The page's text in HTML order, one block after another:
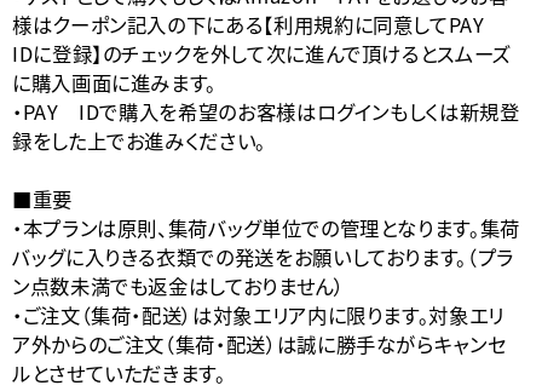
様はクーポン記入の下にある【利用規約に同意してPAY
IDに登録】のチェックを外して次に進んで頂けるとスムーズ
に購入画面に進みます。
・PAY IDで購入を希望のお客様はログインもしくは新規登
録をした上でお進みください。
■重要
・本プランは原則、集荷バッグ単位での管理となります。集荷
バッグに入りきる衣類での発送をお願いしております。（プラ
ン点数未満でも返金はしておりません）
・ご注文（集荷・配送）は対象エリア内に限ります。対象エリ
ア外からのご注文（集荷・配送）は誠に勝手ながらキャンセ
ルとさせていただきます。